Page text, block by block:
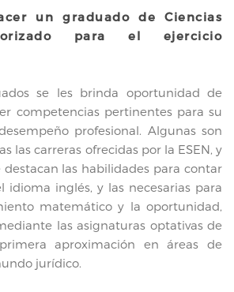
un graduado de Ciencias
para el ejercicio
se les brinda oportunidad de
competencias pertinentes para su
profesional. Algunas son
las carreras ofrecidas por la ESEN, y
destacan las habilidades para contar
idioma inglés, y las necesarias para
matemático y la oportunidad,
las asignaturas optativas de
aproximación en áreas de
jurídico.